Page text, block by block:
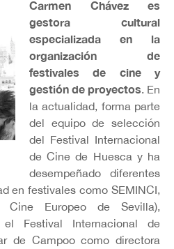
Carmen Chávez es
gestora cultural
especializada en la
organización de
festivales de cine y
gestión de proyectos. En
la actualidad, forma parte
del equipo de selección
del Festival Internacional
de Cine de Huesca y ha
desempeñado diferentes
en festivales como SEMINCI,
Europeo de Sevilla),
Festival Internacional de
de Campoo como directora